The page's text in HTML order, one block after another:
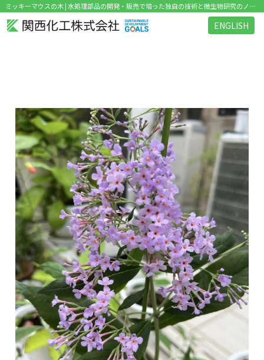
ミッキーマウスの木 | 水処理部品の開発・販売で培った独自の技術と微生物研究のノウハウを活かした環境関連ビジネス を展開
ENGLISH